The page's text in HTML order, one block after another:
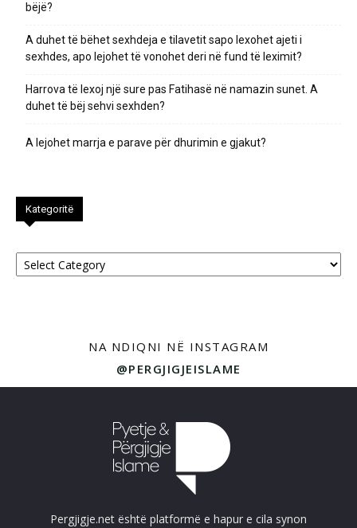
bëjë?
A duhet të bëhet sexhdeja e tilavetit sapo lexohet ajeti i
sexhdes, apo lejohet të vonohet deri në fund të leximit?
Harrova të lexoj një sure pas Fatihasë në namazin sunet. A
duhet të bëj sehvi sexhden?
A lejohet marrja e parave për dhurimin e gjakut?
Kategoritë
Kategoritë
NA NDIQNI NË INSTAGRAM
@PERGJIGJEISLAME
Pergjigje.net është platformë e hapur e cila synon